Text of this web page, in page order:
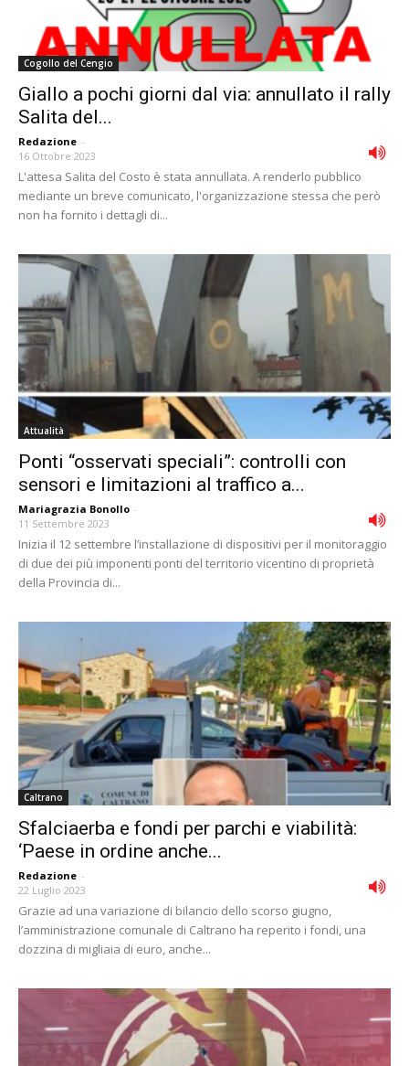
Cogollo del Cengio
Giallo a pochi giorni dal via: annullato il rally
Salita del...
Redazione -
16 Ottobre 2023
L'attesa Salita del Costo è stata annullata. A renderlo pubblico
mediante un breve comunicato, l'organizzazione stessa che però
non ha fornito i dettagli di...
Attualità
Ponti “osservati speciali”: controlli con
sensori e limitazioni al traffico a...
Mariagrazia Bonollo -
11 Settembre 2023
Inizia il 12 settembre l’installazione di dispositivi per il monitoraggio
di due dei più imponenti ponti del territorio vicentino di proprietà
della Provincia di...
Caltrano
Sfalciaerba e fondi per parchi e viabilità:
‘Paese in ordine anche...
Redazione -
22 Luglio 2023
Grazie ad una variazione di bilancio dello scorso giugno,
l’amministrazione comunale di Caltrano ha reperito i fondi, una
dozzina di migliaia di euro, anche...